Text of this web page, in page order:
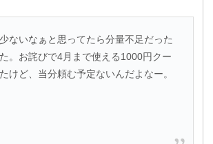
ないなぁと思ってたら分量不足だった
。お詫びで4月まで使える1000円クー
けど、当分頼む予定ないんだよなー。